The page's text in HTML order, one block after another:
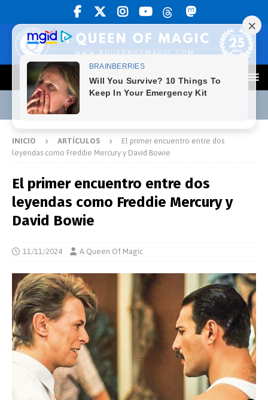
INICIO ARTÍCULOS
El primer encuentro entre dos
leyendas como Freddie Mercury y David Bowie
El primer encuentro entre dos
leyendas como Freddie Mercury y
David Bowie
11/11/2024 A Queen Of Magic